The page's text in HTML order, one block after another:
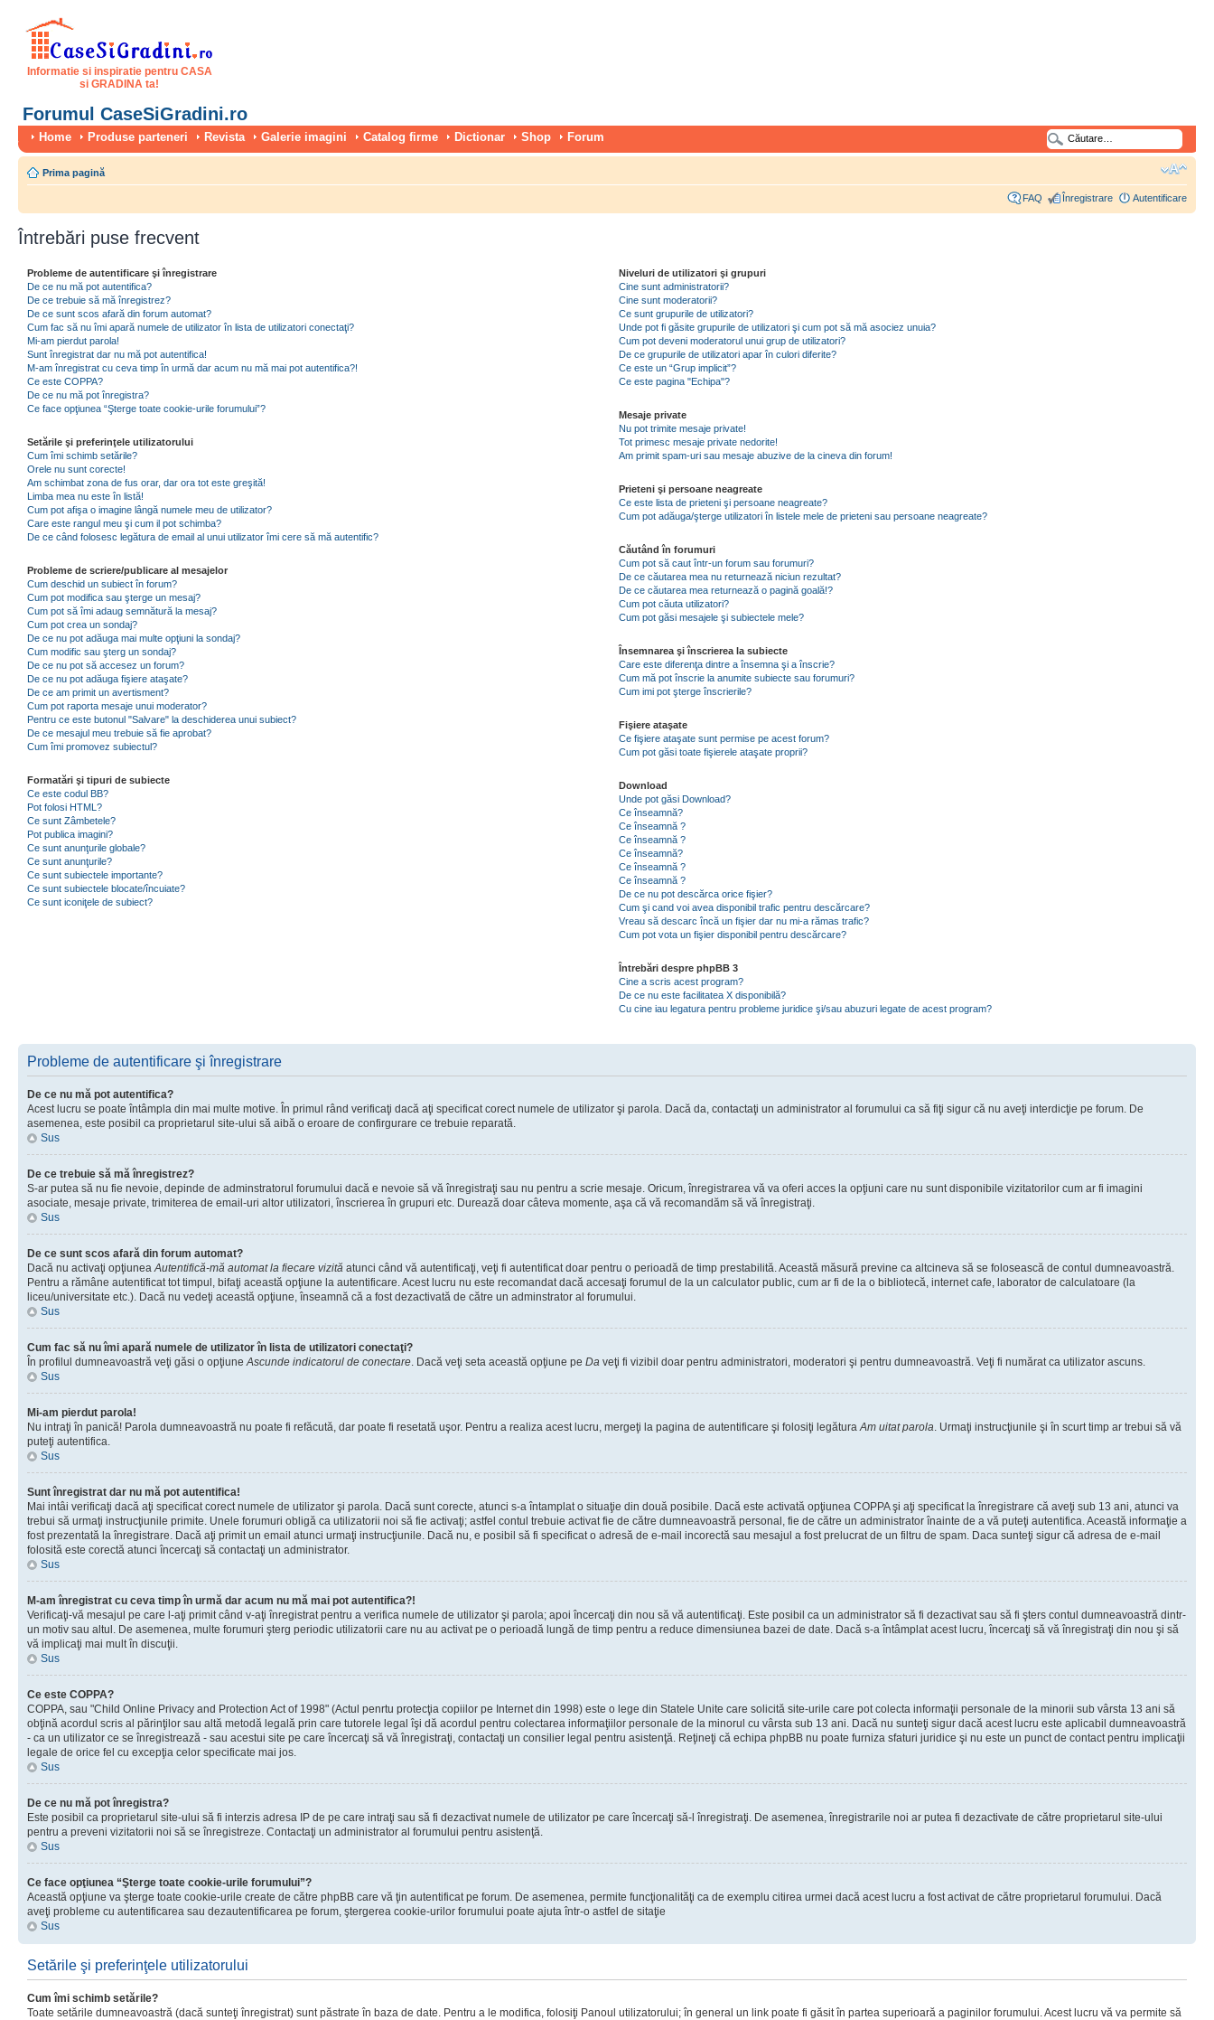
Informatie si inspiratie pentru CASA
si GRADINA ta!
Forumul CaseSiGradini.ro
Home Produse parteneri Revista Galerie imagini Catalog firme Dictionar Shop Forum
Prima pagină
FAQ Înregistrare Autentificare
Întrebări puse frecvent
Probleme de autentificare şi înregistrare
De ce nu mă pot autentifica?
De ce trebuie să mă înregistrez?
De ce sunt scos afară din forum automat?
Cum fac să nu îmi apară numele de utilizator în lista de utilizatori conectaţi?
Mi-am pierdut parola!
Sunt înregistrat dar nu mă pot autentifica!
M-am înregistrat cu ceva timp în urmă dar acum nu mă mai pot autentifica?!
Ce este COPPA?
De ce nu mă pot înregistra?
Ce face opţiunea “Şterge toate cookie-urile forumului”?
Setările şi preferinţele utilizatorului
Cum îmi schimb setările?
Orele nu sunt corecte!
Am schimbat zona de fus orar, dar ora tot este greşită!
Limba mea nu este în listă!
Cum pot afişa o imagine lângă numele meu de utilizator?
Care este rangul meu şi cum il pot schimba?
De ce când folosesc legătura de email al unui utilizator îmi cere să mă autentific?
Probleme de scriere/publicare al mesajelor
Cum deschid un subiect în forum?
Cum pot modifica sau şterge un mesaj?
Cum pot să îmi adaug semnătură la mesaj?
Cum pot crea un sondaj?
De ce nu pot adăuga mai multe opţiuni la sondaj?
Cum modific sau şterg un sondaj?
De ce nu pot să accesez un forum?
De ce nu pot adăuga fişiere ataşate?
De ce am primit un avertisment?
Cum pot raporta mesaje unui moderator?
Pentru ce este butonul "Salvare" la deschiderea unui subiect?
De ce mesajul meu trebuie să fie aprobat?
Cum îmi promovez subiectul?
Formatări şi tipuri de subiecte
Ce este codul BB?
Pot folosi HTML?
Ce sunt Zâmbetele?
Pot publica imagini?
Ce sunt anunţurile globale?
Ce sunt anunţurile?
Ce sunt subiectele importante?
Ce sunt subiectele blocate/încuiate?
Ce sunt iconiţele de subiect?
Niveluri de utilizatori şi grupuri
Cine sunt administratorii?
Cine sunt moderatorii?
Ce sunt grupurile de utilizatori?
Unde pot fi găsite grupurile de utilizatori şi cum pot să mă asociez unuia?
Cum pot deveni moderatorul unui grup de utilizatori?
De ce grupurile de utilizatori apar în culori diferite?
Ce este un “Grup implicit”?
Ce este pagina "Echipa"?
Mesaje private
Nu pot trimite mesaje private!
Tot primesc mesaje private nedorite!
Am primit spam-uri sau mesaje abuzive de la cineva din forum!
Prieteni şi persoane neagreate
Ce este lista de prieteni şi persoane neagreate?
Cum pot adăuga/şterge utilizatori în listele mele de prieteni sau persoane neagreate?
Căutând în forumuri
Cum pot să caut într-un forum sau forumuri?
De ce căutarea mea nu returnează niciun rezultat?
De ce căutarea mea returnează o pagină goală!?
Cum pot căuta utilizatori?
Cum pot găsi mesajele şi subiectele mele?
Însemnarea şi înscrierea la subiecte
Care este diferenţa dintre a însemna şi a înscrie?
Cum mă pot înscrie la anumite subiecte sau forumuri?
Cum imi pot şterge înscrierile?
Fişiere ataşate
Ce fişiere ataşate sunt permise pe acest forum?
Cum pot găsi toate fişierele ataşate proprii?
Download
Unde pot găsi Download?
Ce înseamnă?
Ce înseamnă ?
Ce înseamnă ?
Ce înseamnă?
Ce înseamnă ?
Ce înseamnă ?
De ce nu pot descărca orice fişier?
Cum şi cand voi avea disponibil trafic pentru descărcare?
Vreau să descarc încă un fişier dar nu mi-a rămas trafic?
Cum pot vota un fişier disponibil pentru descărcare?
Întrebări despre phpBB 3
Cine a scris acest program?
De ce nu este facilitatea X disponibilă?
Cu cine iau legatura pentru probleme juridice şi/sau abuzuri legate de acest program?
Probleme de autentificare şi înregistrare
De ce nu mă pot autentifica?
Acest lucru se poate întâmpla din mai multe motive. În primul rând verificaţi dacă aţi specificat corect numele de utilizator şi parola. Dacă da, contactaţi un administrator al forumului ca să fiţi sigur că nu aveţi interdicţie pe forum. De
asemenea, este posibil ca proprietarul site-ului să aibă o eroare de confirgurare ce trebuie reparată.
Sus
De ce trebuie să mă înregistrez?
S-ar putea să nu fie nevoie, depinde de adminstratorul forumului dacă e nevoie să vă înregistraţi sau nu pentru a scrie mesaje. Oricum, înregistrarea vă va oferi acces la opţiuni care nu sunt disponibile vizitatorilor cum ar fi imagini
asociate, mesaje private, trimiterea de email-uri altor utilizatori, înscrierea în grupuri etc. Durează doar câteva momente, aşa că vă recomandăm să vă înregistraţi.
Sus
De ce sunt scos afară din forum automat?
Dacă nu activaţi opţiuneaAutentifică-mă automat la fiecare vizită atunci când vă autentificaţi, veţi fi autentificat doar pentru o perioadă de timp prestabilită. Această măsură previne ca altcineva să se folosească de contul dumneavoastră.
Pentru a rămâne autentificat tot timpul, bifaţi această opţiune la autentificare. Acest lucru nu este recomandat dacă accesaţi forumul de la un calculator public, cum ar fi de la o bibliotecă, internet cafe, laborator de calculatoare (la
liceu/universitate etc.). Dacă nu vedeţi această opţiune, înseamnă că a fost dezactivată de către un adminstrator al forumului.
Sus
Cum fac să nu îmi apară numele de utilizator în lista de utilizatori conectaţi?
În profilul dumneavoastră veţi găsi o opţiuneAscunde indicatorul de conectare. Dacă veţi seta această opţiune pe Da veţi fi vizibil doar pentru administratori, moderatori şi pentru dumneavoastră. Veţi fi numărat ca utilizator ascuns.
Sus
Mi-am pierdut parola!
Nu intraţi în panică! Parola dumneavoastră nu poate fi refăcută, dar poate fi resetată uşor. Pentru a realiza acest lucru, mergeţi la pagina de autentificare şi folosiţi legăturaAm uitat parola. Urmaţi instrucţiunile şi în scurt timp ar trebui să vă
puteţi autentifica.
Sus
Sunt înregistrat dar nu mă pot autentifica!
Mai intâi verificaţi dacă aţi specificat corect numele de utilizator şi parola. Dacă sunt corecte, atunci s-a întamplat o situaţie din două posibile. Dacă este activată opţiunea COPPA şi aţi specificat la înregistrare că aveţi sub 13 ani, atunci va
trebui să urmaţi instrucţiunile primite. Unele forumuri obligă ca utilizatorii noi să fie activaţi; astfel contul trebuie activat fie de către dumneavoastră personal, fie de către un administrator înainte de a vă puteţi autentifica. Această informaţie a
fost prezentată la înregistrare. Dacă aţi primit un email atunci urmaţi instrucţiunile. Dacă nu, e posibil să fi specificat o adresă de e-mail incorectă sau mesajul a fost prelucrat de un filtru de spam. Daca sunteţi sigur că adresa de e-mail
folosită este corectă atunci încercaţi să contactaţi un administrator.
Sus
M-am înregistrat cu ceva timp în urmă dar acum nu mă mai pot autentifica?!
Verificaţi-vă mesajul pe care l-aţi primit când v-aţi înregistrat pentru a verifica numele de utilizator şi parola; apoi încercaţi din nou să vă autentificaţi. Este posibil ca un administrator să fi dezactivat sau să fi şters contul dumneavoastră dintr-
un motiv sau altul. De asemenea, multe forumuri şterg periodic utilizatorii care nu au activat pe o perioadă lungă de timp pentru a reduce dimensiunea bazei de date. Dacă s-a întâmplat acest lucru, încercaţi să vă înregistraţi din nou şi să
vă implicaţi mai mult în discuţii.
Sus
Ce este COPPA?
COPPA, sau "Child Online Privacy and Protection Act of 1998" (Actul penrtu protecţia copiilor pe Internet din 1998) este o lege din Statele Unite care solicită site-urile care pot colecta informaţii personale de la minorii sub vârsta 13 ani să
obţină acordul scris al părinţilor sau altă metodă legală prin care tutorele legal îşi dă acordul pentru colectarea informaţiilor personale de la minorul cu vârsta sub 13 ani. Dacă nu sunteţi sigur dacă acest lucru este aplicabil dumneavoastră
- ca un utilizator ce se înregistrează - sau acestui site pe care încercaţi să vă înregistraţi, contactaţi un consilier legal pentru asistenţă. Reţineţi că echipa phpBB nu poate furniza sfaturi juridice şi nu este un punct de contact pentru implicaţii
legale de orice fel cu excepţia celor specificate mai jos.
Sus
De ce nu mă pot înregistra?
Este posibil ca proprietarul site-ului să fi interzis adresa IP de pe care intraţi sau să fi dezactivat numele de utilizator pe care încercaţi să-l înregistraţi. De asemenea, înregistrarile noi ar putea fi dezactivate de către proprietarul site-ului
pentru a preveni vizitatorii noi să se înregistreze. Contactaţi un administrator al forumului pentru asistenţă.
Sus
Ce face opţiunea “Şterge toate cookie-urile forumului”?
Această opţiune va şterge toate cookie-urile create de către phpBB care vă ţin autentificat pe forum. De asemenea, permite funcţionalităţi ca de exemplu citirea urmei dacă acest lucru a fost activat de către proprietarul forumului. Dacă
aveţi probleme cu autentificarea sau dezautentificarea pe forum, ştergerea cookie-urilor forumului poate ajuta într-o astfel de sitaţie
Sus
Setările şi preferinţele utilizatorului
Cum îmi schimb setările?
Toate setările dumneavoastră (dacă sunteţi înregistrat) sunt păstrate în baza de date. Pentru a le modifica, folosiţi Panoul utilizatorului; în general un link poate fi găsit în partea superioară a paginilor forumului. Acest lucru vă va permite să